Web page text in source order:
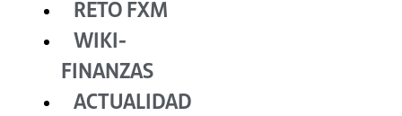
RETO FXM
WIKI-
FINANZAS
ACTUALIDAD